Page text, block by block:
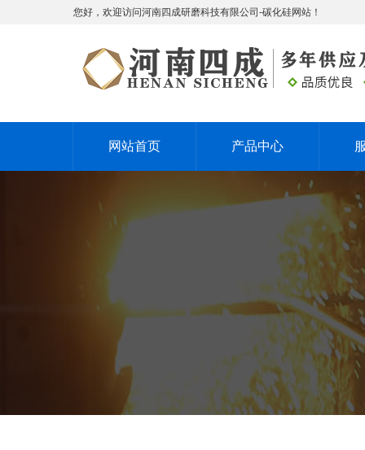
您好，欢迎访问河南四成研磨科技有限公司-碳化硅网站！
网站首页 产品中心